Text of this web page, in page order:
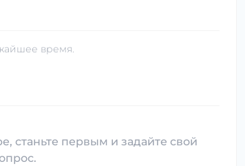
время.
станьте первым и задайте свой